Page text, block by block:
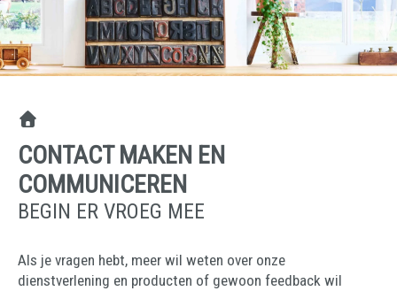
CONTACT MAKEN EN
COMMUNICEREN
BEGIN ER VROEG MEE
Als je vragen hebt, meer wil weten over onze
dienstverlening en producten of gewoon feedback wil